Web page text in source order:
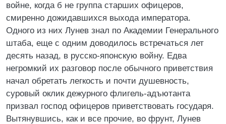
войне, когда б не группа старших офицеров,
смиренно дожидавшихся выхода императора.
Одного из них Лунев знал по Академии Генерального
штаба, еще с одним доводилось встречаться лет
десять назад, в русско-японскую войну. Едва
негромкий их разговор после обычного приветствия
начал обретать легкость и почти душевность,
суровый оклик дежурного флигель-адъютанта
призвал господ офицеров приветствовать государя.
Вытянувшись, как и все прочие, во фрунт, Лунев